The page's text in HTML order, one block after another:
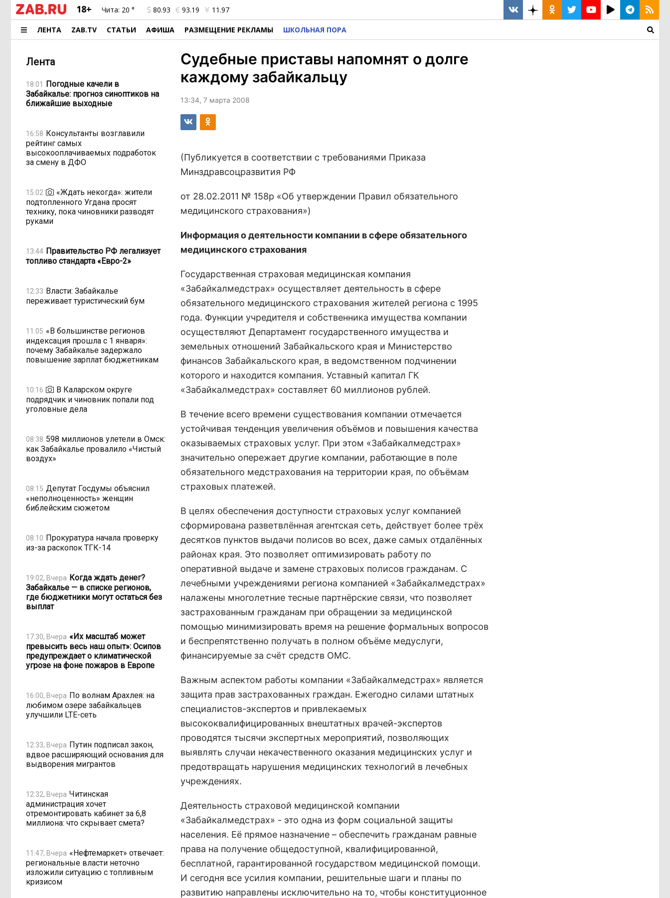
18+ Чита: 20 ° 80.93 93.19 11.97
ЛЕНТА ZAB.TV СТАТЬИ АФИША РАЗМЕЩЕНИЕ РЕКЛАМЫ ШКОЛЬНАЯ ПОРА
Лента
18:01 Погодные качели в
Забайкалье: прогноз синоптиков на
ближайшие выходные
16:58 Консультанты возглавили
рейтинг самых
высокооплачиваемых подработок
за смену в ДФО
15:02
«Ждать некогда»: жители
подтопленного Угдана просят
технику, пока чиновники разводят
руками
13:44 Правительство РФ легализует
топливо стандарта «Евро-2»
12:33 Власти: Забайкалье
переживает туристический бум
11:05 «В большинстве регионов
индексация прошла с 1 января»:
почему Забайкалье задержало
повышение зарплат бюджетникам
10:16
В Каларском округе
подрядчик и чиновник попали под
уголовные дела
08:38 598 миллионов улетели в Омск:
как Забайкалье провалило «Чистый
воздух»
08:15 Депутат Госдумы объяснил
«неполноценность» женщин
библейским сюжетом
08:10 Прокуратура начала проверку
из-за раскопок ТГК-14
19:02, Вчера Когда ждать денег?
Забайкалье — в списке регионов,
где бюджетники могут остаться без
выплат
17:30, Вчера «Их масштаб может
превысить весь наш опыт»: Осипов
предупреждает о климатической
угрозе на фоне пожаров в Европе
16:00, Вчера По волнам Арахлея: на
любимом озере забайкальцев
улучшили LTE-сеть
12:33, Вчера Путин подписал закон,
вдвое расширяющий основания для
выдворения мигрантов
12:32, Вчера Читинская
администрация хочет
отремонтировать кабинет за 6,8
миллиона: что скрывает смета?
11:47, Вчера «Нефтемаркет» отвечает:
региональные власти неточно
изложили ситуацию с топливным
кризисом
Судебные приставы напомнят о долге
каждому забайкальцу
13:34, 7 марта 2008
(Публикуется в соответствии с требованиями Приказа
Минздравсоцразвития РФ
от 28.02.2011 № 158р «Об утверждении Правил обязательного
медицинского страхования»)
Информация о деятельности компании в сфере обязательного
медицинского страхования
Государственная страховая медицинская компания
«Забайкалмедстрах» осуществляет деятельность в сфере
обязательного медицинского страхования жителей региона с 1995
года. Функции учредителя и собственника имущества компании
осуществляют Департамент государственного имущества и
земельных отношений Забайкальского края и Министерство
финансов Забайкальского края, в ведомственном подчинении
которого и находится компания. Уставный капитал ГК
«Забайкалмедстрах» составляет 60 миллионов рублей.
В течение всего времени существования компании отмечается
устойчивая тенденция увеличения объёмов и повышения качества
оказываемых страховых услуг. При этом «Забайкалмедстрах»
значительно опережает другие компании, работающие в поле
обязательного медстрахования на территории края, по объёмам
страховых платежей.
В целях обеспечения доступности страховых услуг компанией
сформирована разветвлённая агентская сеть, действует более трёх
десятков пунктов выдачи полисов во всех, даже самых отдалённых
районах края. Это позволяет оптимизировать работу по
оперативной выдаче и замене страховых полисов гражданам. С
лечебными учреждениями региона компанией «Забайкалмедстрах»
налажены многолетние тесные партнёрские связи, что позволяет
застрахованным гражданам при обращении за медицинской
помощью минимизировать время на решение формальных вопросов
и беспрепятственно получать в полном объёме медуслуги,
финансируемые за счёт средств ОМС.
Важным аспектом работы компании «Забайкалмедстрах» является
защита прав застрахованных граждан. Ежегодно силами штатных
специалистов-экспертов и привлекаемых
высококвалифицированных внештатных врачей-экспертов
проводятся тысячи экспертных мероприятий, позволяющих
выявлять случаи некачественного оказания медицинских услуг и
предотвращать нарушения медицинских технологий в лечебных
учреждениях.
Деятельность страховой медицинской компании
«Забайкалмедстрах» - это одна из форм социальной защиты
населения. Её прямое назначение – обеспечить гражданам равные
права на получение общедоступной, квалифицированной,
бесплатной, гарантированной государством медицинской помощи.
И сегодня все усилия компании, решительные шаги и планы по
развитию направлены исключительно на то, чтобы конституционное